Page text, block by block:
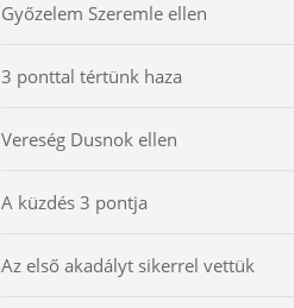
Győzelem Szeremle ellen
3 ponttal tértünk haza
Vereség Dusnok ellen
A küzdés 3 pontja
Az első akadályt sikerrel vettük